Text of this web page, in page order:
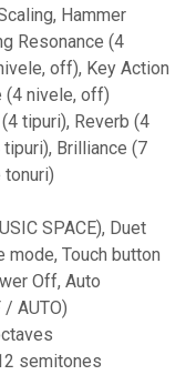
Hammer
Resonance (4
off), Key Action
(4 nivele, off)
tipuri), Reverb (4
Brilliance (7
tonuri)
SPACE), Duet
mode, Touch button
Off, Auto
AUTO)
semitones